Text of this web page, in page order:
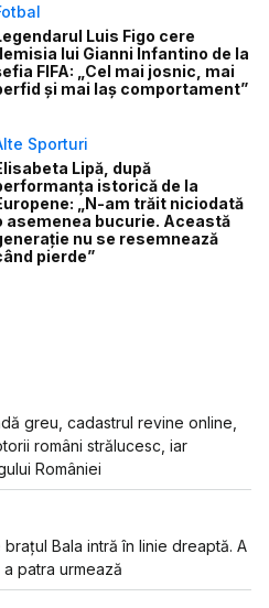
Luis Figo cere
lui Gianni Infantino de la
FIFA: „Cel mai josnic, mai
și mai laș comportament”
Sporturi
Lipă, după
istorică de la
„N-am trăit niciodată
asemenea bucurie. Această
nu se resemnează
pierde”
greu, cadastrul revine online,
români strălucesc, iar
României
Bala intră în linie dreaptă. A
patra urmează